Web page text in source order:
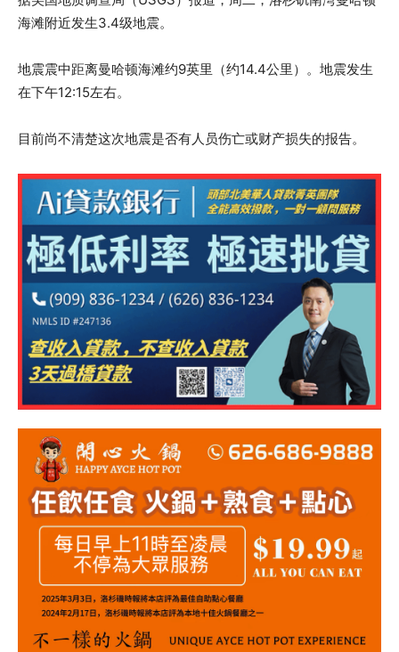
海滩附近发生3.4级地震。
地震震中距离曼哈顿海滩约9英里（约14.4公里）。地震发生
在下午12:15左右。
目前尚不清楚这次地震是否有人员伤亡或财产损失的报告。